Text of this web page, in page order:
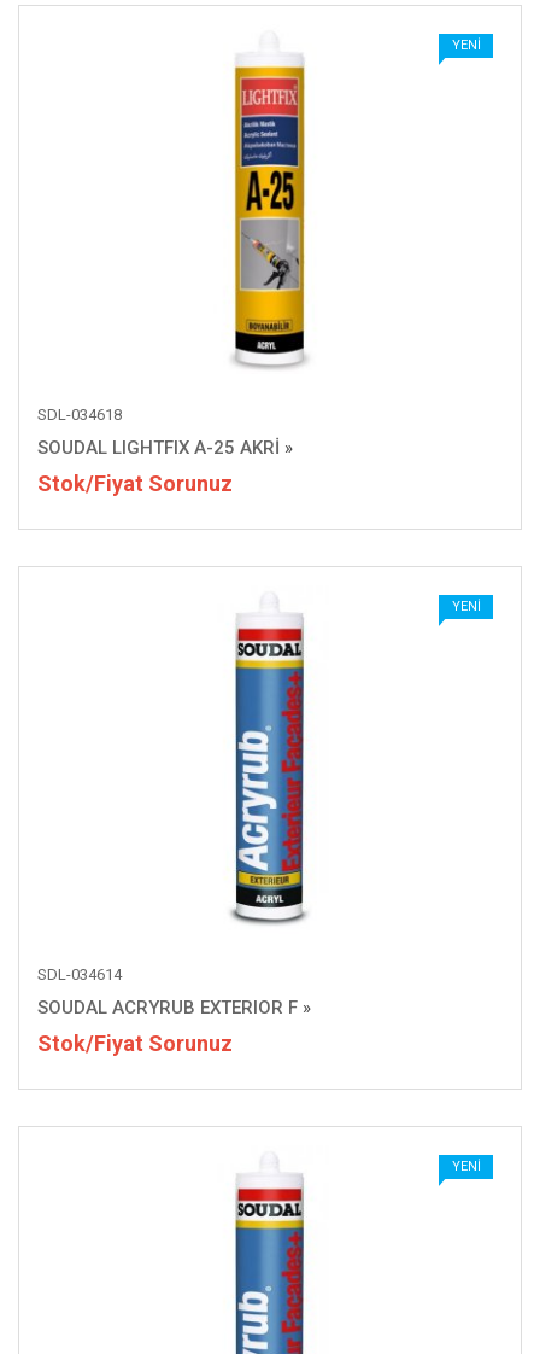
YENI
SDL-034618
SOUDAL LIGHTFIX A-25 AKRİ »
Stok/Fiyat Sorunuz
YENI
SDL-034614
SOUDAL ACRYRUB EXTERIOR F »
Stok/Fiyat Sorunuz
YENI